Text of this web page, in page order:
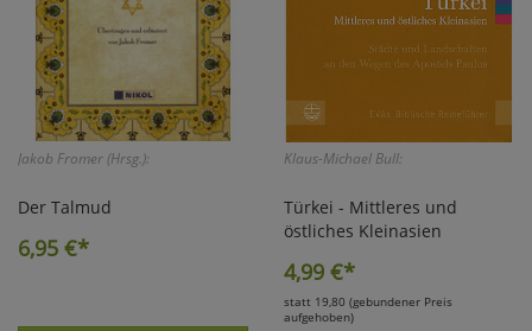
Jakob Fromer (Hrsg.):
Der Talmud
6,95 €*
Klaus-Michael Bull:
Türkei - Mittleres und
östliches Kleinasien
4,99 €*
statt 19,80 (gebundener Preis
aufgehoben)